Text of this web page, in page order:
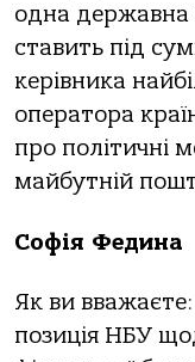
одна державна
ставить під
керівника
оператора
про політичні
майбутній
Софія Федина
Як ви
позиція НБУ